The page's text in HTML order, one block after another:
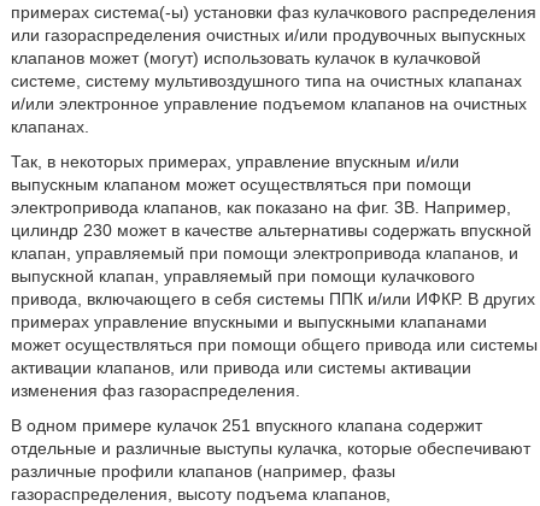
примерах система(-ы) установки фаз кулачкового распределения
или газораспределения очистных и/или продувочных выпускных
клапанов может (могут) использовать кулачок в кулачковой
системе, систему мультивоздушного типа на очистных клапанах
и/или электронное управление подъемом клапанов на очистных
клапанах.
Так, в некоторых примерах, управление впускным и/или
выпускным клапаном может осуществляться при помощи
электропривода клапанов, как показано на фиг. 3B. Например,
цилиндр 230 может в качестве альтернативы содержать впускной
клапан, управляемый при помощи электропривода клапанов, и
выпускной клапан, управляемый при помощи кулачкового
привода, включающего в себя системы ППК и/или ИФКР. В других
примерах управление впускными и выпускными клапанами
может осуществляться при помощи общего привода или системы
активации клапанов, или привода или системы активации
изменения фаз газораспределения.
В одном примере кулачок 251 впускного клапана содержит
отдельные и различные выступы кулачка, которые обеспечивают
различные профили клапанов (например, фазы
газораспределения, высоту подъема клапанов,